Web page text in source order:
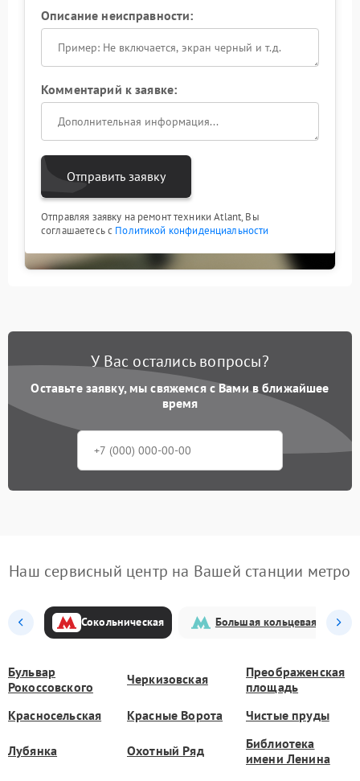
Описание неисправности:
Комментарий к заявке:
Отправить заявку
Отправляя заявку на ремонт техники Atlant, Вы
соглашаетесь с Политикой конфиденциальности
У Вас остались вопросы?
Оставьте заявку, мы свяжемся с Вами в ближайшее
время
Наш сервисный центр на Вашей станции метро
Сокольническая Большая кольцевая
Бульвар
Рокоссовского
Черкизовская
Преображенская
площадь
Красносельская
Красные Ворота Чистые пруды
Лубянка Охотный Ряд
Библиотека
имени Ленина